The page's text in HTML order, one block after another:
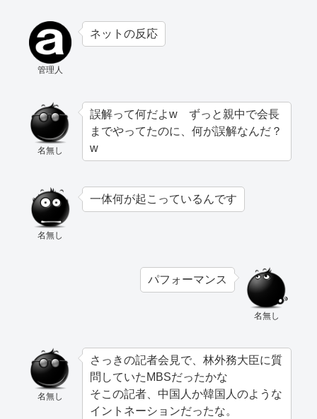
管理人
ネットの反応
名無し
誤解って何だよw ずっと親中で会長
までやってたのに、何が誤解なんだ？
w
名無し
一体何が起こっているんです
名無し
パフォーマンス
名無し
さっきの記者会見で、林外務大臣に質
問していたMBSだったかな
そこの記者、中国人か韓国人のような
イントネーションだったな。